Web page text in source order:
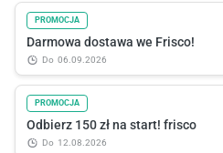
PROMOCJA
Darmowa dostawa we Frisco!
do 06.09.2026
PROMOCJA
Odbierz 150 zł na start! frisco
do 12.08.2026